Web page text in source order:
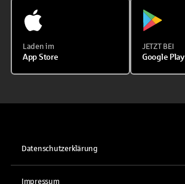
Laden im
App Store
JETZT BEI
Google Play
Datenschutzerklärung
Impressum